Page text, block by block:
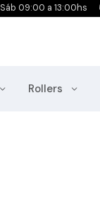
09:00 a 13:00hs
Rollers